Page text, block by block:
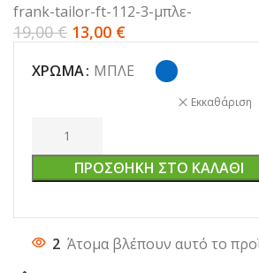
frank-tailor-ft-112-3-μπλε-
19,00€ 13,00 €
ΧΡΏΜΑ ΜΠΛΕ
Εκκαθάριση
ΠΡΟΣΘΉΚΗ ΣΤΟ ΚΑΛΆΘΙ
2 Άτομα βλέπουν αυτό το